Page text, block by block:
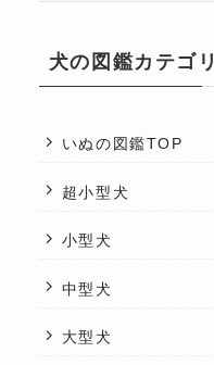
犬の図鑑カテゴリ
いぬの図鑑TOP
超小型犬
小型犬
中型犬
大型犬